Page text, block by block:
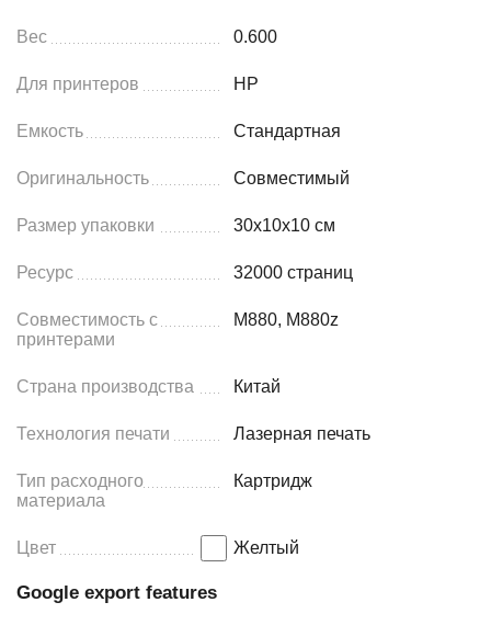
Вес 0.600
Для принтеров HP
Емкость Стандартная
Оригинальность Совместимый
Размер упаковки 30x10x10 см
Ресурс 32000 страниц
Совместимость с
принтерами
M880, M880z
Страна производства Китай
Технология печати Лазерная печать
Тип расходного
материала
Картридж
Цвет Желтый
Google export features